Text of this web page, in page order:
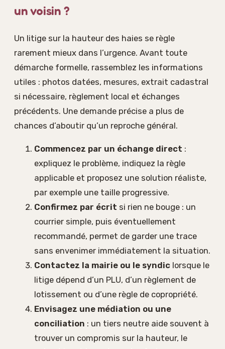
un voisin ?
Un litige sur la hauteur des haies se règle
rarement mieux dans l’urgence. Avant toute
démarche formelle, rassemblez les informations
utiles : photos datées, mesures, extrait cadastral
si nécessaire, règlement local et échanges
précédents. Une demande précise a plus de
chances d’aboutir qu’un reproche général.
Commencez par un échange direct :
expliquez le problème, indiquez la règle
applicable et proposez une solution réaliste,
par exemple une taille progressive.
Confirmez par écrit si rien ne bouge : un
courrier simple, puis éventuellement
recommandé, permet de garder une trace
sans envenimer immédiatement la situation.
Contactez la mairie ou le syndic lorsque le
litige dépend d’un PLU, d’un règlement de
lotissement ou d’une règle de copropriété.
Envisagez une médiation ou une
conciliation : un tiers neutre aide souvent à
trouver un compromis sur la hauteur, le